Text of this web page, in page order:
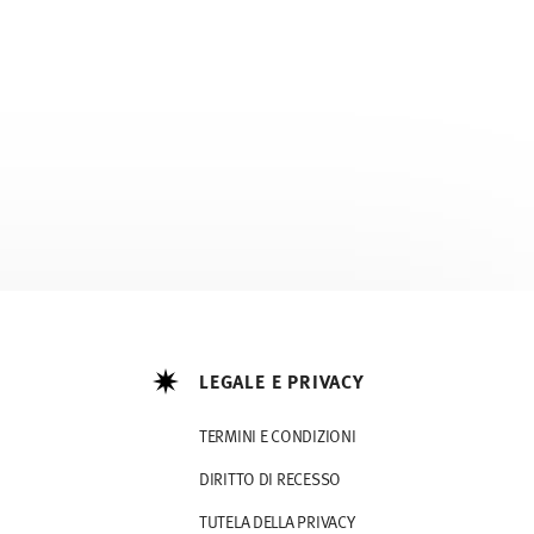
LEGALE E PRIVACY
TERMINI E CONDIZIONI
DIRITTO DI RECESSO
TUTELA DELLA PRIVACY